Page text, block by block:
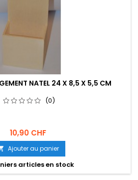
NATEL 24 X 8,5 X 5,5 CM
(0)
10,90 CHF
Ajouter au panier
articles en stock